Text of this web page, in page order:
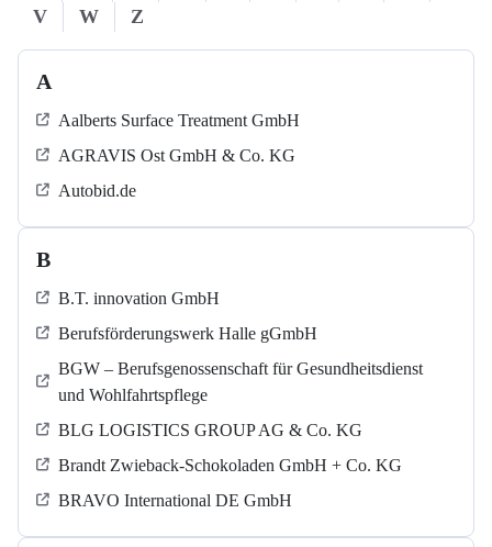
V
W Z
A
Aalberts Surface Treatment GmbH
AGRAVIS Ost GmbH & Co. KG
Autobid.de
B
B.T. innovation GmbH
Berufsförderungswerk Halle gGmbH
BGW – Berufsgenossenschaft für Gesundheitsdienst
und Wohlfahrtspflege
BLG LOGISTICS GROUP AG & Co. KG
Brandt Zwieback-Schokoladen GmbH + Co. KG
BRAVO International DE GmbH